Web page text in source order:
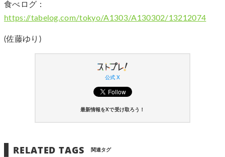
食べログ：
https://tabelog.com/tokyo/A1303/A130302/13212074
(佐藤ゆり)
公式 X
最新情報をXで受け取ろう！
RELATED TAGS 関連タグ